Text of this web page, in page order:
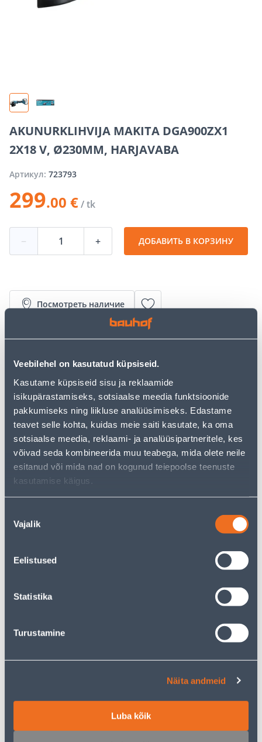
Veebilehel on kasutatud küpsiseid.
Kasutame küpsiseid sisu ja reklaamide
isikupärastamiseks, sotsiaalse meedia funktsioonide
pakkumiseks ning liikluse analüüsimiseks. Edastame
teavet selle kohta, kuidas meie saiti kasutate, ka oma
sotsiaalse meedia, reklaami- ja analüüsipartneritele, kes
võivad seda kombineerida muu teabega, mida olete neile
esitanud või mida nad on kogunud teiepoolse teenuste
kasutamise käigus.
valik
Vajalik
Eelistused
Statistika
Turustamine
Näita andmeid
Luba kõik
AKUNURKLIHVIJA MAKITA DGA900ZX1
2X18 V, Ø230MM, HARJAVABA
Артикул: 723793
299.00 €/ tk
− + ДОБАВИТЬ В КОРЗИНУ
Посмотреть наличие
• Akunurklihvija.
• Tööriist ja aku on varustatud kaitsesüsteemiga.
Süsteem lülitab tööriista toitevoolu automaatselt välja,
et pikendada aku eluiga.
• 14-päevane tagastusõigus
Калькулятор рассрочки
Депозит Платежи
49.83 €
Предполагаемая доставка 4,99 € от 2-5 tööpäeva
Транспорт